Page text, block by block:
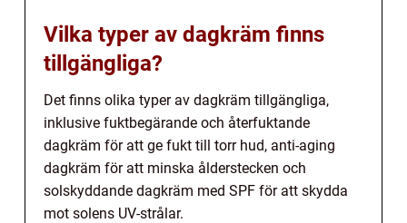
Vilka typer av dagkräm finns
tillgängliga?
Det finns olika typer av dagkräm tillgängliga,
inklusive fuktbegärande och återfuktande
dagkräm för att ge fukt till torr hud, anti-aging
dagkräm för att minska ålderstecken och
solskyddande dagkräm med SPF för att skydda
mot solens UV-strålar.